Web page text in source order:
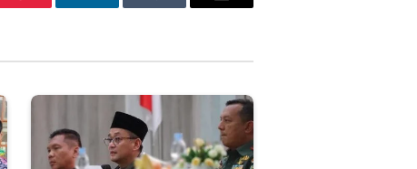
Pinterest LinkedIn Tumblr Email